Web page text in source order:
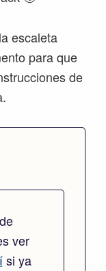
escaleta
para que
de
ver
si ya